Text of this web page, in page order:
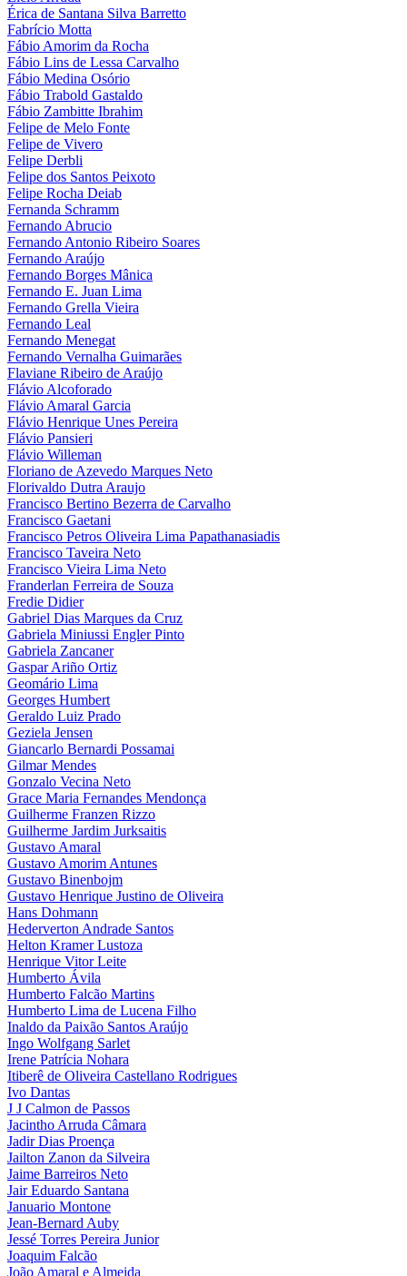
Érica de Santana Silva Barretto
Fabrício Motta
Fábio Amorim da Rocha
Fábio Lins de Lessa Carvalho
Fábio Medina Osório
Fábio Trabold Gastaldo
Fábio Zambitte Ibrahim
Felipe de Melo Fonte
Felipe de Vivero
Felipe Derbli
Felipe dos Santos Peixoto
Felipe Rocha Deiab
Fernanda Schramm
Fernando Abrucio
Fernando Antonio Ribeiro Soares
Fernando Araújo
Fernando Borges Mânica
Fernando E. Juan Lima
Fernando Grella Vieira
Fernando Leal
Fernando Menegat
Fernando Vernalha Guimarães
Flaviane Ribeiro de Araújo
Flávio Alcoforado
Flávio Amaral Garcia
Flávio Henrique Unes Pereira
Flávio Pansieri
Flávio Willeman
Floriano de Azevedo Marques Neto
Florivaldo Dutra Araujo
Francisco Bertino Bezerra de Carvalho
Francisco Gaetani
Francisco Petros Oliveira Lima Papathanasiadis
Francisco Taveira Neto
Francisco Vieira Lima Neto
Franderlan Ferreira de Souza
Fredie Didier
Gabriel Dias Marques da Cruz
Gabriela Miniussi Engler Pinto
Gabriela Zancaner
Gaspar Ariño Ortiz
Geomário Lima
Georges Humbert
Geraldo Luiz Prado
Geziela Jensen
Giancarlo Bernardi Possamai
Gilmar Mendes
Gonzalo Vecina Neto
Grace Maria Fernandes Mendonça
Guilherme Franzen Rizzo
Guilherme Jardim Jurksaitis
Gustavo Amaral
Gustavo Amorim Antunes
Gustavo Binenbojm
Gustavo Henrique Justino de Oliveira
Hans Dohmann
Hederverton Andrade Santos
Helton Kramer Lustoza
Henrique Vitor Leite
Humberto Ávila
Humberto Falcão Martins
Humberto Lima de Lucena Filho
Inaldo da Paixão Santos Araújo
Ingo Wolfgang Sarlet
Irene Patrícia Nohara
Itiberê de Oliveira Castellano Rodrigues
Ivo Dantas
J J Calmon de Passos
Jacintho Arruda Câmara
Jadir Dias Proença
Jailton Zanon da Silveira
Jaime Barreiros Neto
Jair Eduardo Santana
Januario Montone
Jean-Bernard Auby
Jessé Torres Pereira Junior
Joaquim Falcão
João Amaral e Almeida